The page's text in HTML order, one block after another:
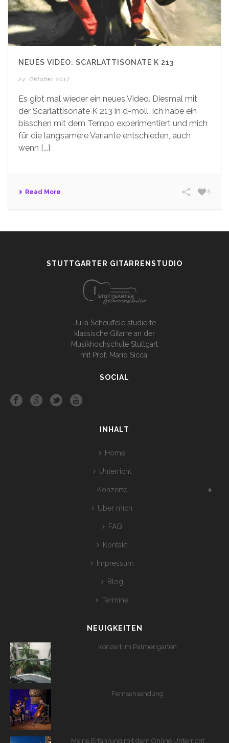
NEUES VIDEO: SCARLATTISONATE K 213
24. Oktober 2017
Es gibt mal wieder ein neues Video. Diesmal mit
der Scarlattisonate K 213 in d-moll. Ich habe ein
bisschen mit dem Tempo experimentiert und mich
für die langsamere Variante entschieden, auch
wenn [...]
Read More 8
STUTTGARTER GITARRENSTUDIO
Julia Scheuffele studierte
klassische Gitarre an der
Musikhochschule Stuttgart
mit Prof. Mario Sicca.
SOCIAL
INHALT
Home
Unterricht
Konzerte
Über mich
FAQ
Kontakt
Impressum
Blog
Termine
NEUIGKEITEN
Konzert im Palmengarten
Fernsehsendung
Meine Erfahrung mit dem Online Unterricht